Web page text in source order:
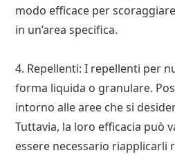
modo efficace per
in un’area specifica.
4. Repellenti: I repellenti per
forma liquida o granulare.
intorno alle aree che si
Tuttavia, la loro efficacia può
essere necessario riapplicarli